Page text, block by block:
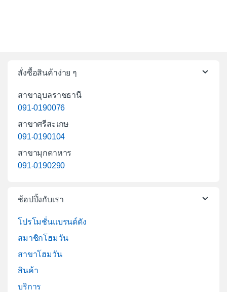
สั่งซื้อสินค้าง่าย ๆ
สาขาอุบลราชธานี
091-0190076
สาขาศรีสะเกษ
091-0190104
สาขามุกดาหาร
091-0190290
ช้อปปิ้งกับเรา
โปรโมชั่นแบรนด์ดัง
สมาชิกโฮมวัน
สาขาโฮมวัน
สินค้า
บริการ